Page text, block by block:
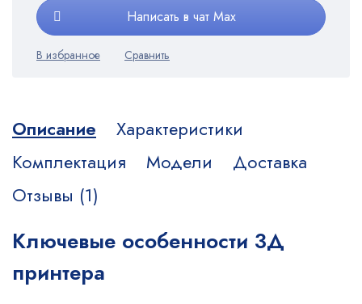
Написать в чат Max
Описание
Характеристики
Комплектация
Модели
Доставка
Отзывы (1)
Ключевые особенности 3Д
принтера